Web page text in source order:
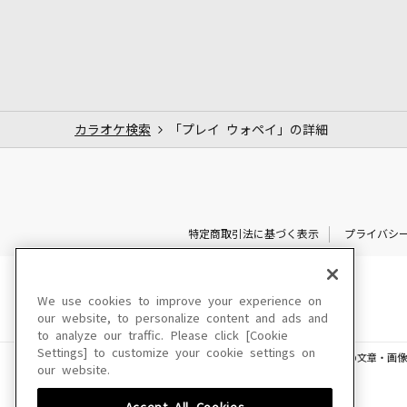
カラオケ検索 「プレイ ウォペイ」の詳細
特定商取引法に基づく表示 プライバシ
このサイトに掲載されている一切の文章・画
We use cookies to improve your experience on
our website, to personalize content and ads and
to analyze our traffic. Please click [Cookie
Settings] to customize your cookie settings on
our website.